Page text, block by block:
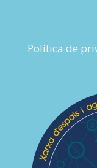
Política de